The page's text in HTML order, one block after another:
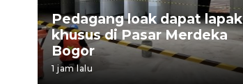
Pedagang loak dapat lapak
khusus di Pasar Merdeka
Bogor
1 jam lalu